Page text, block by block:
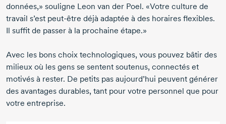
données,» souligne Leon van der Poel. «Votre culture de
travail s’est peut-être déjà adaptée à des horaires flexibles.
Il suffit de passer à la prochaine étape.»
Avec les bons choix technologiques, vous pouvez bâtir des
milieux où les gens se sentent soutenus, connectés et
motivés à rester. De petits pas aujourd’hui peuvent générer
des avantages durables, tant pour votre personnel que pour
votre entreprise.